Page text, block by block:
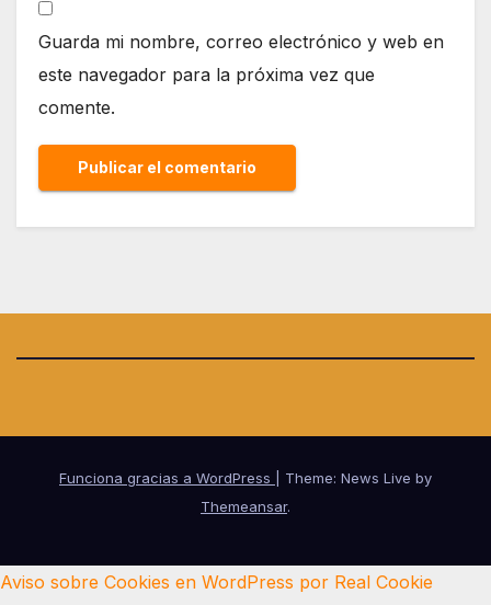
Guarda mi nombre, correo electrónico y web en
este navegador para la próxima vez que
comente.
Funciona gracias a WordPress
Theme: News Live by
Themeansar.
Aviso sobre Cookies en WordPress por Real Cookie